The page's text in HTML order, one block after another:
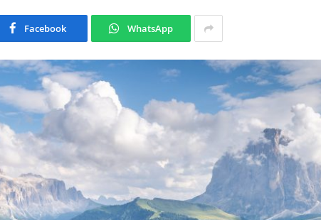
Facebook WhatsApp